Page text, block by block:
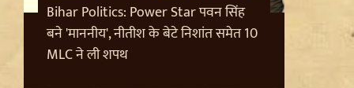
Bihar Politics: Power Star पवन सिंह
बने 'माननीय', नीतीश के बेटे निशांत समेत 10
MLC ने ली शपथ